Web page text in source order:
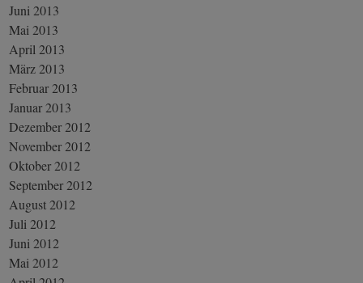
Juni 2013
Mai 2013
April 2013
März 2013
Februar 2013
Januar 2013
Dezember 2012
November 2012
Oktober 2012
September 2012
August 2012
Juli 2012
Juni 2012
Mai 2012